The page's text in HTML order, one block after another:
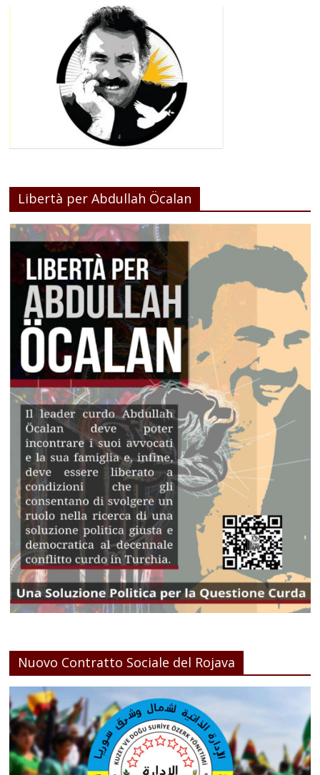
Libertà per Abdullah Öcalan
Nuovo Contratto Sociale del Rojava